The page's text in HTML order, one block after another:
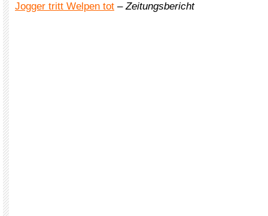
Jogger tritt Welpen tot –Zeitungsbericht